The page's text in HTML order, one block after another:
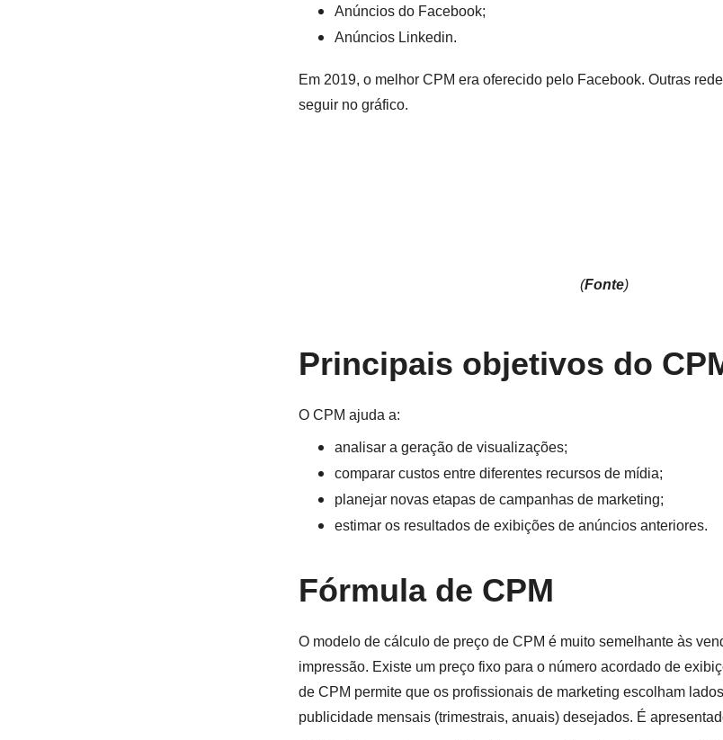
Anúncios do Facebook;
Anúncios Linkedin.
Em 2019, o melhor CPM era oferecido pelo Facebook. Outras
seguir no gráfico.
(Fonte)
Principais objetivos do
O CPM ajuda a:
analisar a geração de visualizações;
comparar custos entre diferentes recursos de mídia;
planejar novas etapas de campanhas de marketing;
estimar os resultados de exibições de anúncios anteriores.
Fórmula de CPM
O modelo de cálculo de preço de CPM é muito semelhante às
impressão. Existe um preço fixo para o número acordado de
de CPM permite que os profissionais de marketing escolham
publicidade mensais (trimestrais, anuais) desejados. É